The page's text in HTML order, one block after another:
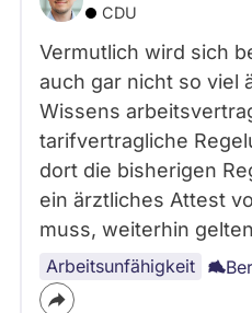
CDU
Vermutlich wird sich
auch gar nicht so viel
Wissens
tarifvertragliche
dort die bisherigen
ein ärztliches Attest
muss, weiterhin
Arbeitsunfähigkeit